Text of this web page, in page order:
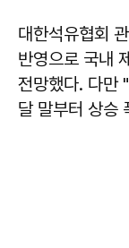
대한석유협회
반영으로 국내
전망했다. 다만
달 말부터 상승